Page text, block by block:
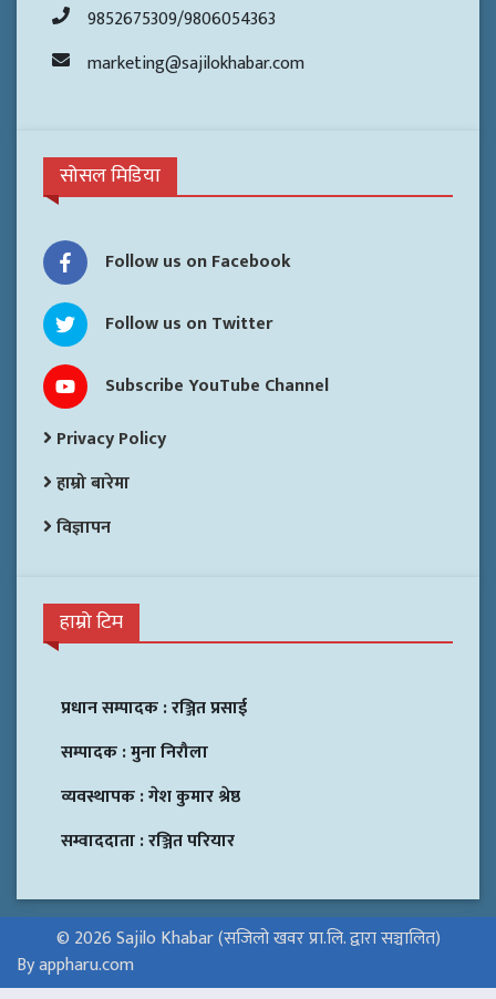
9852675309/9806054363
marketing@sajilokhabar.com
सोसल मिडिया
Follow us on Facebook
Follow us on Twitter
Subscribe YouTube Channel
Privacy Policy
हाम्रो बारेमा
विज्ञापन
हाम्रो टिम
प्रधान सम्पादक :रञ्जित प्रसाई
सम्पादक :मुना निरौला
व्यवस्थापक :गेश कुमार श्रेष्ठ
सम्वाददाता :रञ्जित परियार
© 2026 Sajilo Khabar (सजिलो खवर प्रा.लि. द्वारा सञ्चालित)
By appharu.com